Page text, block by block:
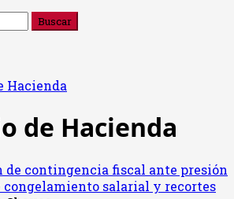
Hacienda
de Hacienda
de contingencia fiscal ante presión
congelamiento salarial y recortes